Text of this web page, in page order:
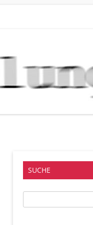
SUCHE
nach: